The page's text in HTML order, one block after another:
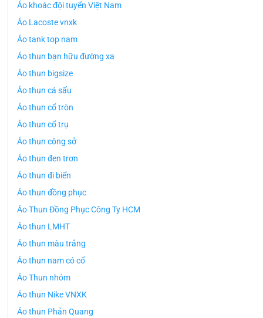
Áo khoác đội tuyển Việt Nam
Áo Lacoste vnxk
Áo tank top nam
Áo thun bạn hữu đường xa
Áo thun bigsize
Áo thun cá sấu
Áo thun cổ tròn
Áo thun cổ trụ
Áo thun công sở
Áo thun đen trơn
Áo thun đi biển
Áo thun đồng phục
Áo Thun Đồng Phục Công Ty HCM
Áo thun LMHT
Áo thun màu trắng
Áo thun nam có cổ
Áo Thun nhóm
Áo thun Nike VNXK
Áo thun Phản Quang